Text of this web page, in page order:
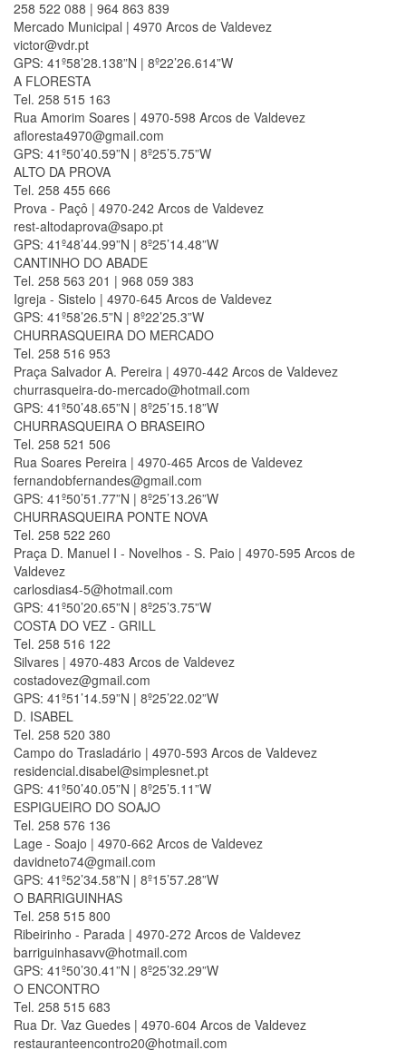
258 522 088 | 964 863 839
Mercado Municipal | 4970 Arcos de Valdevez
victor@vdr.pt
GPS: 41º58’28.138”N | 8º22’26.614”W
A FLORESTA
Tel. 258 515 163
Rua Amorim Soares | 4970-598 Arcos de Valdevez
afloresta4970@gmail.com
GPS: 41º50’40.59”N | 8º25’5.75”W
ALTO DA PROVA
Tel. 258 455 666
Prova - Paçô | 4970-242 Arcos de Valdevez
rest-altodaprova@sapo.pt
GPS: 41º48’44.99”N | 8º25’14.48”W
CANTINHO DO ABADE
Tel. 258 563 201 | 968 059 383
Igreja - Sistelo | 4970-645 Arcos de Valdevez
GPS: 41º58’26.5”N | 8º22’25.3”W
CHURRASQUEIRA DO MERCADO
Tel. 258 516 953
Praça Salvador A. Pereira | 4970-442 Arcos de Valdevez
churrasqueira-do-mercado@hotmail.com
GPS: 41º50’48.65”N | 8º25’15.18”W
CHURRASQUEIRA O BRASEIRO
Tel. 258 521 506
Rua Soares Pereira | 4970-465 Arcos de Valdevez
fernandobfernandes@gmail.com
GPS: 41º50’51.77”N | 8º25’13.26”W
CHURRASQUEIRA PONTE NOVA
Tel. 258 522 260
Praça D. Manuel I - Novelhos - S. Paio | 4970-595 Arcos de
Valdevez
carlosdias4-5@hotmail.com
GPS: 41º50’20.65”N | 8º25’3.75”W
COSTA DO VEZ - GRILL
Tel. 258 516 122
Silvares | 4970-483 Arcos de Valdevez
costadovez@gmail.com
GPS: 41º51’14.59”N | 8º25’22.02”W
D. ISABEL
Tel. 258 520 380
Campo do Trasladário | 4970-593 Arcos de Valdevez
residencial.disabel@simplesnet.pt
GPS: 41º50’40.05”N | 8º25’5.11”W
ESPIGUEIRO DO SOAJO
Tel. 258 576 136
Lage - Soajo | 4970-662 Arcos de Valdevez
davidneto74@gmail.com
GPS: 41º52’34.58”N | 8º15’57.28”W
O BARRIGUINHAS
Tel. 258 515 800
Ribeirinho - Parada | 4970-272 Arcos de Valdevez
barriguinhasavv@hotmail.com
GPS: 41º50’30.41”N | 8º25’32.29”W
O ENCONTRO
Tel. 258 515 683
Rua Dr. Vaz Guedes | 4970-604 Arcos de Valdevez
restauranteencontro20@hotmail.com